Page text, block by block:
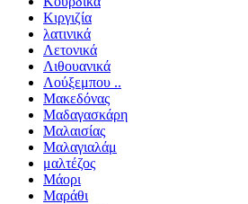
Κιργιζία
λατινικά
Λετονικά
Λιθουανικά
Λούξεμπου ..
Μακεδόνας
Μαδαγασκάρη
Μαλαισίας
Μαλαγιαλάμ
μαλτέζος
Μάορι
Μαράθι